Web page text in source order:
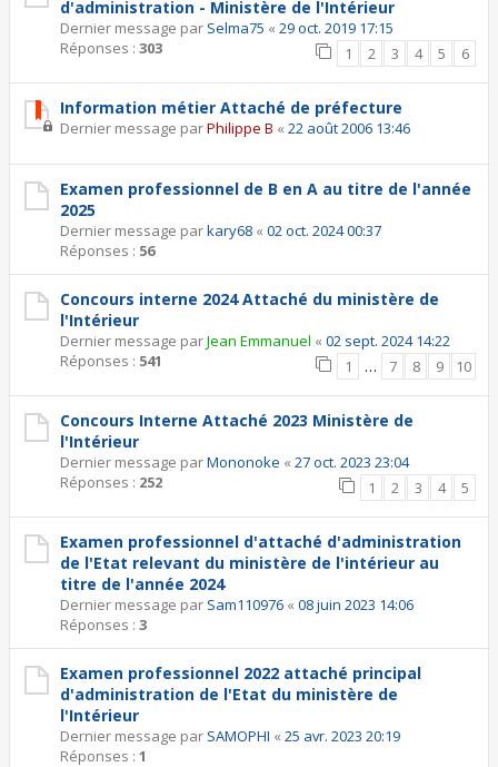
d'administration - Ministère de l'Intérieur
Dernier message par Selma75 « 29 oct. 2019 17:15
Réponses : 303 1 2 3 4 5 6
Information métier Attaché de préfecture
Dernier message parPhilippe B « 22 août 2006 13:46
Examen professionnel de B en A au titre de l'année
2025
Dernier message parkary68 « 02 oct. 2024 00:37
Réponses : 56
Concours interne 2024 Attaché du ministère de
l'Intérieur
Dernier message parJean Emmanuel « 02 sept. 2024 14:22
Réponses : 541 1 … 7 8 9 10
Concours Interne Attaché 2023 Ministère de
l'Intérieur
Dernier message parMononoke « 27 oct. 2023 23:04
Réponses : 252 1 2 3 4 5
Examen professionnel d'attaché d'administration
de l'Etat relevant du ministère de l'intérieur au
titre de l'année 2024
Dernier message par Sam110976 « 08 juin 2023 14:06
Réponses : 3
Examen professionnel 2022 attaché principal
d'administration de l'Etat du ministère de
l'Intérieur
Dernier message par SAMOPHI « 25 avr. 2023 20:19
Réponses : 1